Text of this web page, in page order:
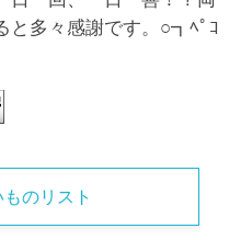
と多々感謝です。○┓ﾍﾟｺ
のリスト